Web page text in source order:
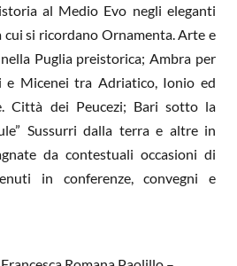
al Medio Evo negli eleganti
si ricordano Ornamenta. Arte e
Puglia preistorica; Ambra per
e Micenei tra Adriatico, Ionio ed
Città dei Peucezi; Bari sotto la
Sussurri dalla terra e altre in
da contestuali occasioni di
in conferenze, convegni e